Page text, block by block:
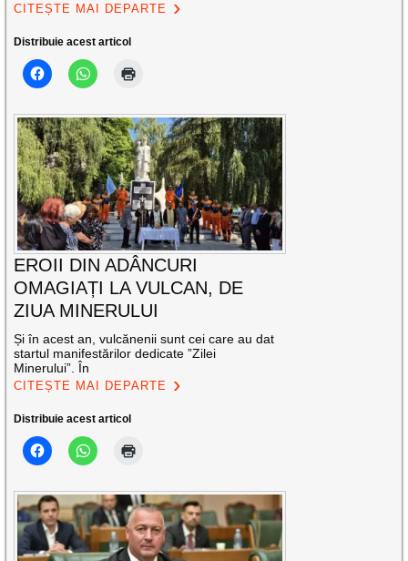
CITEȘTE MAI DEPARTE
Distribuie acest articol
EROII DIN ADÂNCURI
OMAGIAȚI LA VULCAN, DE
ZIUA MINERULUI
Și în acest an, vulcănenii sunt cei care au dat
startul manifestărilor dedicate ”Zilei
Minerului”. În
CITEȘTE MAI DEPARTE
Distribuie acest articol